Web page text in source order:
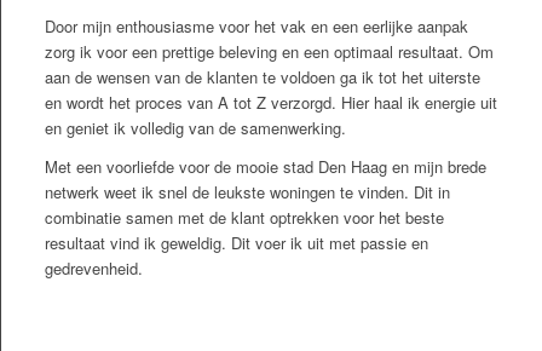
Door mijn enthousiasme voor het vak en een eerlijke aanpak
zorg ik voor een prettige beleving en een optimaal resultaat. Om
aan de wensen van de klanten te voldoen ga ik tot het uiterste
en wordt het proces van A tot Z verzorgd. Hier haal ik energie uit
en geniet ik volledig van de samenwerking.
Met een voorliefde voor de mooie stad Den Haag en mijn brede
netwerk weet ik snel de leukste woningen te vinden. Dit in
combinatie samen met de klant optrekken voor het beste
resultaat vind ik geweldig. Dit voer ik uit met passie en
gedrevenheid.